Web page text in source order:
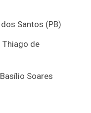
Santos (PB)
Thiago de
Soares